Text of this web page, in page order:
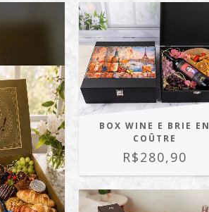
BOX WINE E BRIE EN
COÛTRE
R$280,90